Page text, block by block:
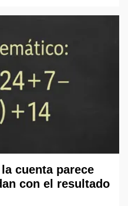
cuenta parece
con el resultado